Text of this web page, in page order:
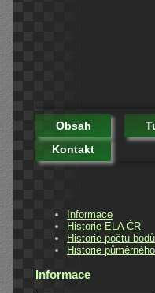
Obsah
Kontakt
Informace
Historie ELA ČR
Historie počtu
Historie
Informace